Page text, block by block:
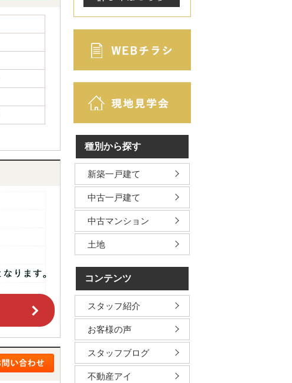
種別から探す
新築一戸建て
中古一戸建て
中古マンション
土地
コンテンツ
スタッフ紹介
お客様の声
スタッフブログ
不動産アイ